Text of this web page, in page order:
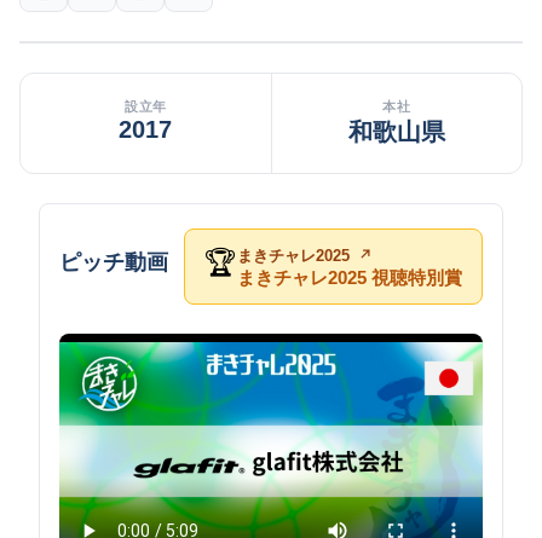
設立年
2017
本社
和歌山県
ピッチ動画 🏆 まきチャレ2025
まきチャレ2025 視聴特別賞